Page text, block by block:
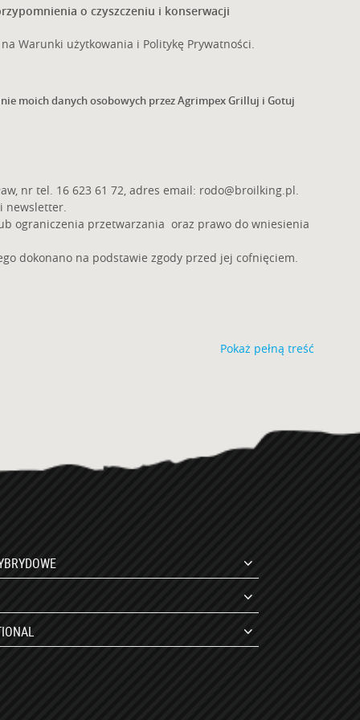
o czyszczeniu i konserwacji
Warunki użytkowania i Politykę Prywatności.
moich danych osobowych przez Agrimpex Grilluj i Gotuj
nr tel. 16 623 61 72, adres email: rodo@broilking.pl.
newsletter.
ograniczenia przetwarzania oraz prawo do wniesienia
dokonano na podstawie zgody przed jej cofnięciem.
Pokaż pełną treść